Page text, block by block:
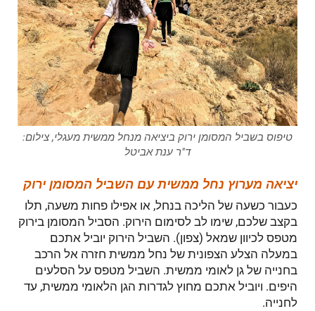
טיפוס בשביל המסומן ירוק ביציאה מנחל ממשית מעגלי, צילום:
ד"ר ענת אביטל
יציאה מערוץ נחל ממשית עם השביל המסומן ירוק
כעבור כשעה של הליכה בנחל, או אפילו פחות משעה, תלו
בקצב שלכם, שימו לב לסימום הירוק. הסביל המסומן בירוק
מטפס לכיוון שמאל (צפון). השביל הירוק יוביל אתכם
במעלה הצלע הצפונית של נחל ממשית חזרה אל הרכב
בחנייה של גן לאומי ממשית. השביל מטפס על הסלעים
היפים. ויוביל אתכם מחוץ לגדרות הגן הלאומי ממשית, עד
לחנייה.